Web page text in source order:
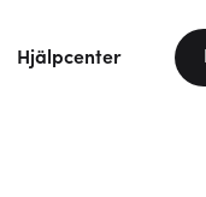
Hjälpcenter